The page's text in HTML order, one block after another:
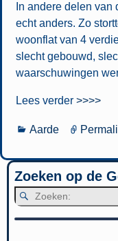
In andere delen
echt anders. Zo
woonflat van 4
slecht gebouwd,
waarschuwingen
Lees verder >>>>
Aarde
Zoeken op de